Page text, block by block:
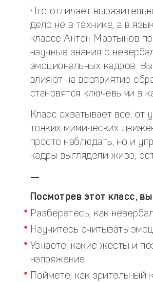
Что отличает
дело не в технике, а в
классе Антон Мартынов
научные знания о
эмоциональных кадров.
влияют на восприятие
становятся ключевыми в
Класс охватывает всё: от
тонких мимических
просто наблюдать, но и
кадры выглядели живо,
—
Посмотрев этот класс,
Разберётесь, как
Научитесь считывать
Узнаете, какие жесты и
напряжение.
Поймёте, как зрительный